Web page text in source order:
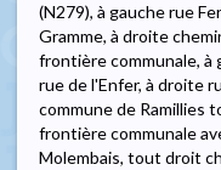
(N279), à gauche rue
Gramme, à droite
frontière communale, à
rue de l'Enfer, à droite
commune de Ramillies
frontière communale
Molembais, tout droit